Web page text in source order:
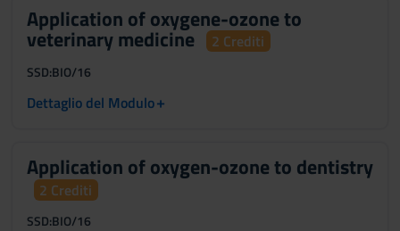
Application of oxygene-ozone to
veterinary medicine 2 Crediti
SSD:BIO/16
Dettaglio del Modulo+
Application of oxygen-ozone to dentistry
2 Crediti
SSD:BIO/16